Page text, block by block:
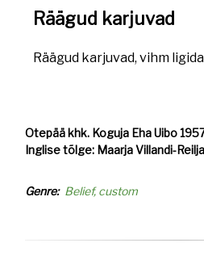
Räägud karjuvad
Räägud karjuvad, vihm
Otepää khk. Koguja Eha Uibo
Inglise tõlge: Maarja Villandi-
Genre Belief, custom